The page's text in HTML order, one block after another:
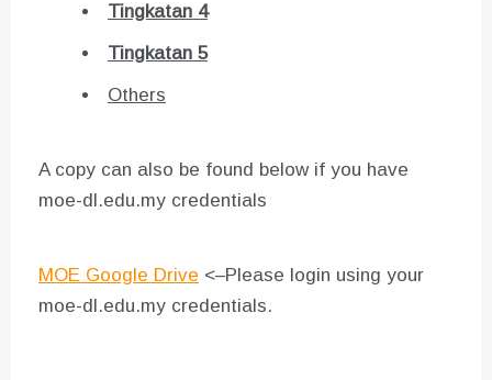
Tingkatan 4
Tingkatan 5
Others
A copy can also be found below if you have
moe-dl.edu.my credentials
MOE Google Drive <–Please login using your
moe-dl.edu.my credentials.